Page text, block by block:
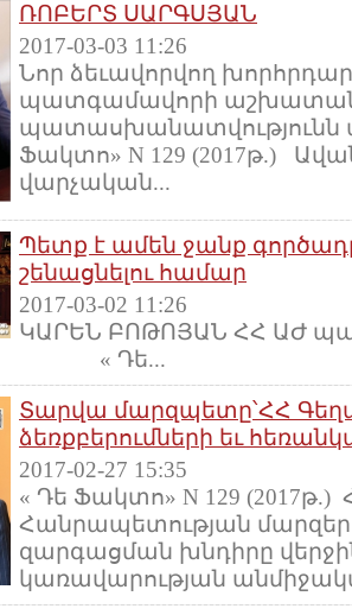
ՌՈԲԵՐՏ ՍԱՐԳՍՅԱՆ
2017-03-03 11:26
Նոր ձեւավորվող
պատգամավորի
պատասխանատվությունն
Ֆակտո» N 129 (2017թ.)
վարչական...
Պետք է ամեն ջանք
շենացնելու համար
2017-03-02 11:26
ԿԱՐԵՆ ԲՈԹՈՅԱՆ ՀՀ
Տարվա մարզպետը՝ՀՀ
ձեռքբերումների եւ
2017-02-27 15:35
« Դե Ֆակտո» N 129
Հանրապետության
զարգացման խնդիրը
կառավարության